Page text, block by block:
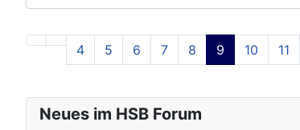
Neues im HSB Forum
4 5 6 7 8 9 10 11